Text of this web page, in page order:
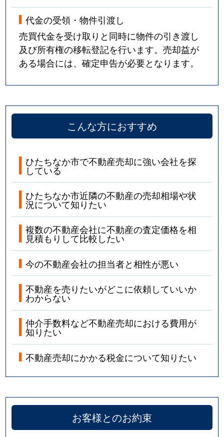
代金の受領・物件引渡し
売買代金を受け取りと同時に物件の引き渡し
及び所有権の移転登記を行います。売却益が
ある場合には、確定申告が必要となります。
こんな方におすすめ
ひたちなか市で不動産売却に強い会社を探
している
ひたちなか市近隣の不動産の売却相場や状
況について知りたい
複数の不動産会社に不動産の査定価格を相
見積もりして比較したい
今の不動産会社の担当者と相性が悪い
不動産を売りたいがどこに依頼していいか
わからない
仲介手数料など不動産売却における費用が
知りたい
不動産売却にかかる税金について知りたい
お客様とのお約束